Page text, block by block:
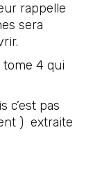
rappelle
sera
4 qui
c’est pas
) extraite